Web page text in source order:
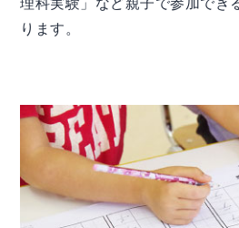
ります。